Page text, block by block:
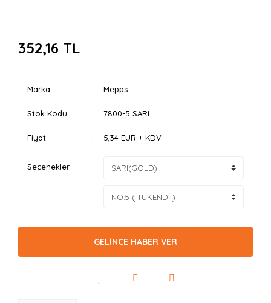
352,16 TL
Marka Mepps
Stok Kodu 7800-5 SARI
Fiyat 5,34 EUR + KDV
Seçenekler
GELİNCE HABER VER